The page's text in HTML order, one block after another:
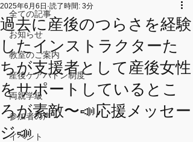
全ての記事
お知らせ
教室のご案内
産後ケアバトン制度
両親学級
参加者の声
イベント
過去に産後のつらさを経験
したインストラクターた
ちが支援者として産後女性
をサポートしているとこ
ろが素敵〜📣応援メッセー
ジ📣
2025年6月6日 読了時間: 3分